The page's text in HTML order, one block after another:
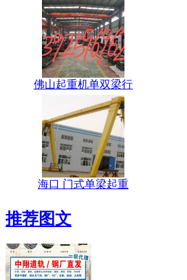
佛山起重机单双梁行
海口 门式单梁起重
推荐图文